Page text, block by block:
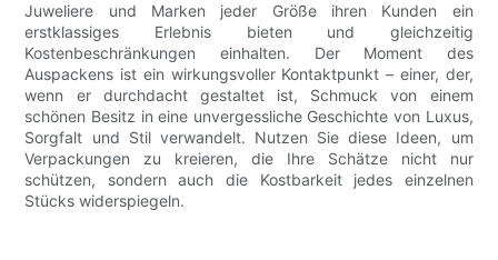
Juweliere und Marken jeder Größe ihren Kunden ein
erstklassiges Erlebnis bieten und gleichzeitig
Kostenbeschränkungen einhalten. Der Moment des
Auspackens ist ein wirkungsvoller Kontaktpunkt – einer, der,
wenn er durchdacht gestaltet ist, Schmuck von einem
schönen Besitz in eine unvergessliche Geschichte von Luxus,
Sorgfalt und Stil verwandelt. Nutzen Sie diese Ideen, um
Verpackungen zu kreieren, die Ihre Schätze nicht nur
schützen, sondern auch die Kostbarkeit jedes einzelnen
Stücks widerspiegeln.